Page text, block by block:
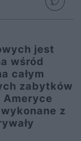
jest
wśród
całym
zabytków
z